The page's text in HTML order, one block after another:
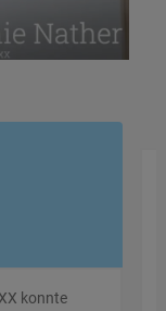
konnte